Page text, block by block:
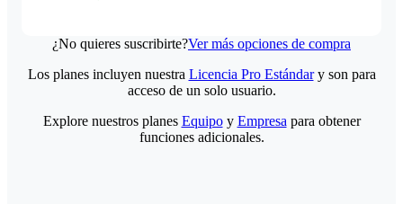
¿No quieres suscribirte?Ver más opciones de compra
Los planes incluyen nuestra Licencia Pro Estándary son para
acceso de un solo usuario.
Explore nuestros planes Equipoy Empresa para obtener
funciones adicionales.